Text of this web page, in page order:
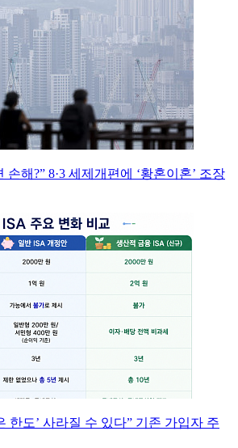
손해?” 8·3 세제개편에 ‘황혼이혼’ 조장
한도’ 사라질 수 있다” 기존 가입자 주